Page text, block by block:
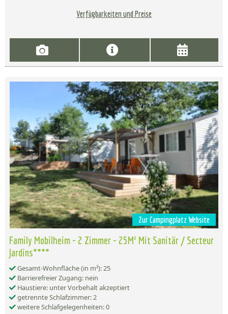
Verfügbarkeiten und Preise
Zur Campingplatz Website
Family Mobilheim - 2 Zimmer - 25M² Mit Sanitär / Secteur
Jardins****
Gesamt-Wohnfläche (in m²): 25
Barrierefreier Zugang: nein
Haustiere: unter Vorbehalt akzeptiert
getrennte Schlafzimmer: 2
weitere Schlafgelegenheiten: 0